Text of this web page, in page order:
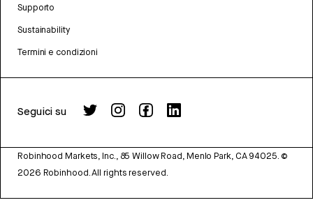
Supporto
Sustainability
Termini e condizioni
Seguici su
Robinhood Markets, Inc., 85 Willow Road, Menlo Park, CA 94025. ©
2026 Robinhood. All rights reserved.